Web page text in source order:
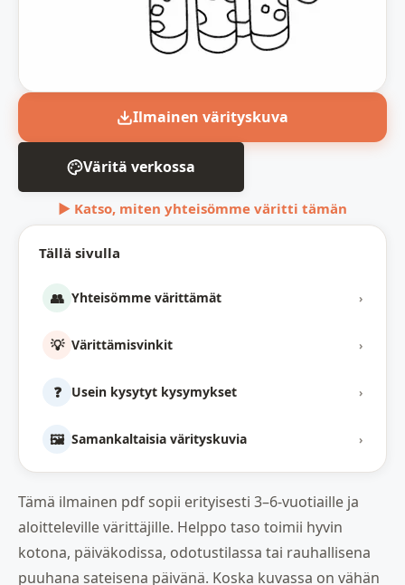
Tällä sivulla
👥 Yhteisömme värittämät ›
💡 Värittämisvinkit ›
❓ Usein kysytyt kysymykset ›
🖼️ Samankaltaisia värityskuvia ›
Ilmainen värityskuva
Väritä verkossa
▶ Katso, miten yhteisömme väritti tämän
Tämä ilmainen pdf sopii erityisesti 3–6-vuotiaille ja
aloitteleville värittäjille. Helppo taso toimii hyvin
kotona, päiväkodissa, odotustilassa tai rauhallisena
puuhana sateisena päivänä. Koska kuvassa on vähän